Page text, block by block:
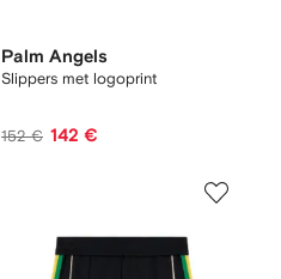
Palm Angels
Slippers met logoprint
152 € 142 €